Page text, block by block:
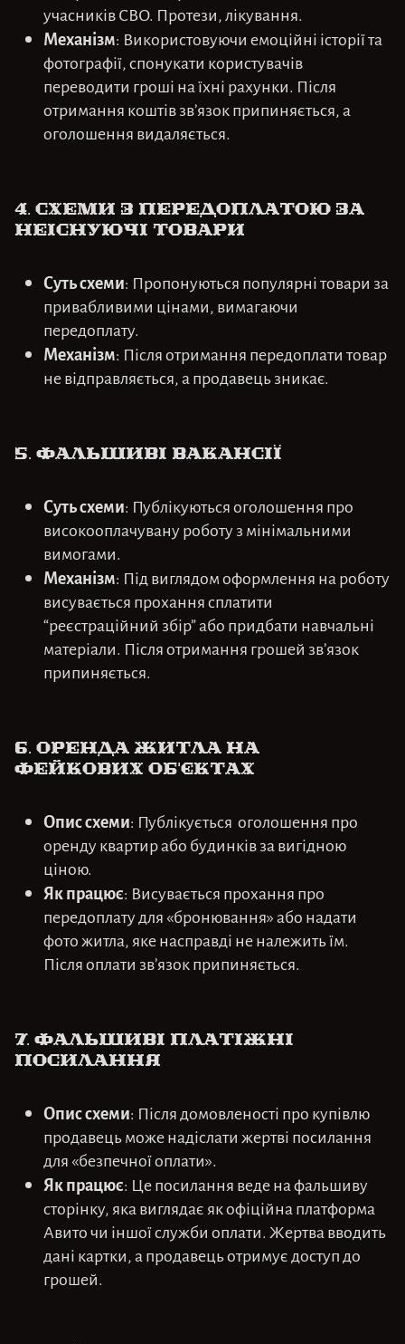
учасників СВО. Протези, лікування.
Механізм: Використовуючи емоційні історії та
фотографії, спонукати користувачів
переводити гроші на їхні рахунки. Після
отримання коштів зв’язок припиняється, а
оголошення видаляється.
4. Схеми з передоплатою за
неіснуючі товари
Суть схеми: Пропонуються популярні товари за
привабливими цінами, вимагаючи
передоплату.
Механізм: Після отримання передоплати товар
не відправляється, а продавець зникає.
5. Фальшиві вакансії
Суть схеми: Публікуються оголошення про
високооплачувану роботу з мінімальними
вимогами.
Механізм: Під виглядом оформлення на роботу
висувається прохання сплатити
“реєстраційний збір” або придбати навчальні
матеріали. Після отримання грошей зв’язок
припиняється.
6. Оренда житла на
фейкових об’єктах
Опис схеми: Публікується оголошення про
оренду квартир або будинків за вигідною
ціною.
Як працює: Висувається прохання про
передоплату для «бронювання» або надати
фото житла, яке насправді не належить їм.
Після оплати зв’язок припиняється.
7. Фальшиві платіжні
посилання
Опис схеми: Після домовленості про купівлю
продавець може надіслати жертві посилання
для «безпечної оплати».
Як працює: Це посилання веде на фальшиву
сторінку, яка виглядає як офіційна платформа
Авито чи іншої служби оплати. Жертва вводить
дані картки, а продавець отримує доступ до
грошей.